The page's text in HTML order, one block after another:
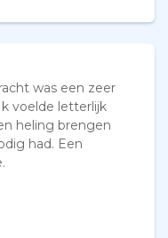
was een zeer
voelde letterlijk
heling brengen
had. Een